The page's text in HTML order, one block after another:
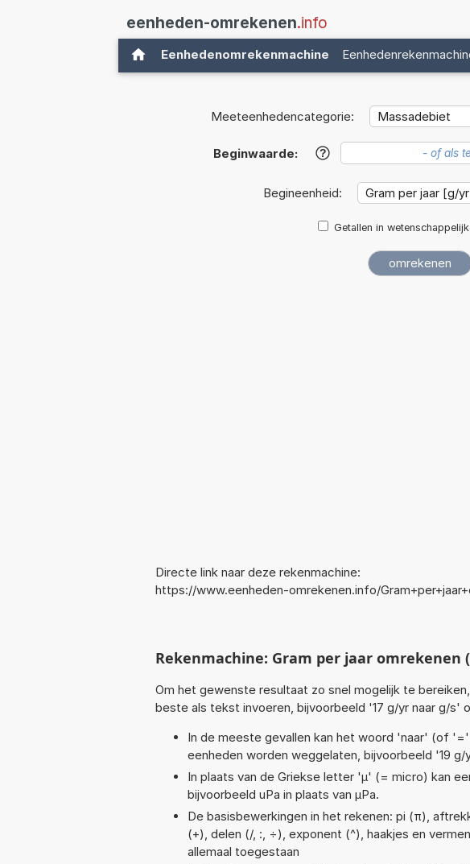
eenheden-omrekenen.info
Eenhedenomrekenmachine
Meeteenhedencategorie:
Beginwaarde: ?
Begineenheid:
Getallen in
Directe link naar deze rekenmachine:
https://www.eenheden-omrekenen.info/
Rekenmachine: Gram per jaar omrekenen
Om het gewenste resultaat zo snel mogelijk te
beste als tekst invoeren, bijvoorbeeld '17 g/yr naar g/s'
In de meeste gevallen kan het woord 'naar' (of
eenheden worden weggelaten, bijvoorbeeld '19
In plaats van de Griekse letter 'µ' (= micro) kan
bijvoorbeeld uPa in plaats van µPa.
De basisbewerkingen in het rekenen: pi (π),
(+), delen (/, :, ÷), exponent (^), haakjes en
allemaal toegestaan